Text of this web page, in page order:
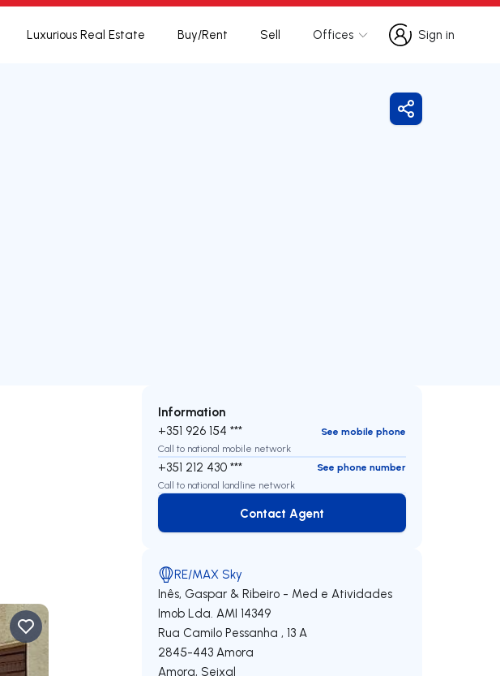
Luxurious Real Estate Buy/Rent Sell Offices
Sign in
Sign in
Share
Information
+351 926 154 ***
See mobile phone
Call to national mobile network
+351 212 430 ***
See phone number
Call to national landline network
Contact Agent
Contact Agent
RE/MAX Sky
Inês, Gaspar & Ribeiro - Med e Atividades
Imob Lda.AMI 14349
Rua Camilo Pessanha , 13 A
2845-443 Amora
Amora, Seixal